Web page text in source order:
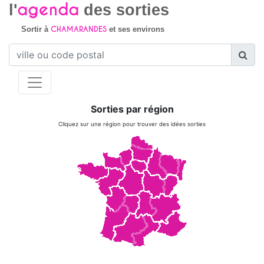
l'agenda des sorties
Sortir à CHAMARANDESet ses environs
Sorties par région
Cliquez sur une région pour trouver des idées sorties